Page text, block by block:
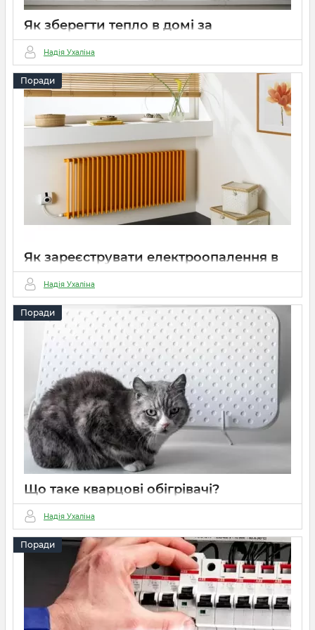
Як зберегти тепло в домі за
допомогою пластикових вікон?
Надія Ухаліна
Поради
Як зареєструвати електроопалення в
Україні?
Надія Ухаліна
Поради
Що таке кварцові обігрівачі?
Надія Ухаліна
Поради